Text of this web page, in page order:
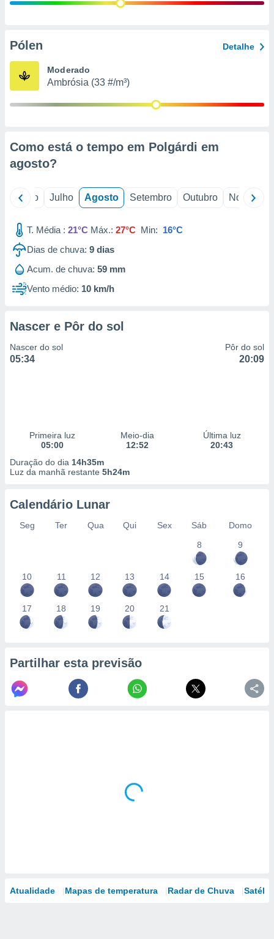
e
de
Pólen Detalhe
Moderado
Ambrósia (33 #/m³)
Como está o tempo em Polgárdi em
agosto?
Junho Julho Agosto Setembro Outubro Novembro
T. Média : 21°C Máx.: 27°C Min: 16°C
Dias de chuva: 9 dias
Acum. de chuva: 59 mm
Vento médio: 10 km/h
Nascer e Pôr do sol
Nascer do sol
05:34
Pôr do sol
20:09
Primeira luz
05:00
Meio-dia
12:52
Última luz
20:43
Duração do dia 14h35m
Luz da manhã restante 5h24m
Calendário Lunar
Seg Ter Qua Qui Sex Sáb
Domo
8
9
10 11 12 13 14 15 16
17 18 19 20 21
Partilhar esta previsão
Atualidade Mapas de temperatura Radar de Chuva